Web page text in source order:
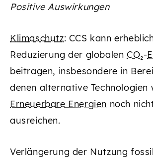
Positive Auswirkungen
Klimaschutz: CCS kann
Reduzierung der globalenCO₂-
beitragen, insbesondere in
denen alternative Technologien
Erneuerbare Energien noch
ausreichen.
Verlängerung der Nutzung